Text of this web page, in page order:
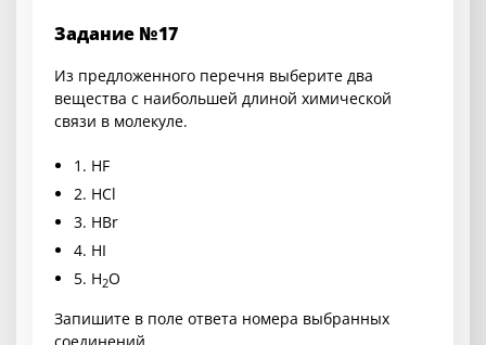
Задание №17
Из предложенного перечня выберите два
вещества с наибольшей длиной химической
связи в молекуле.
1. HF
2. HCl
3. HBr
4. HI
5. H2O
Запишите в поле ответа номера выбранных